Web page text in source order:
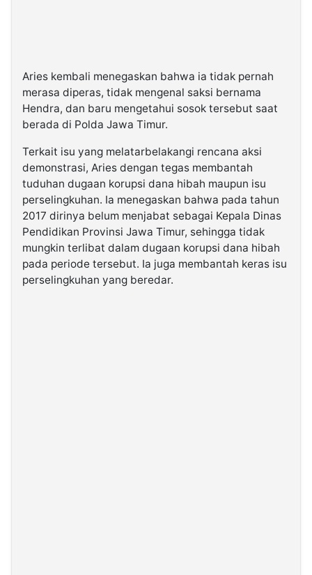
Aries kembali menegaskan bahwa ia tidak pernah
merasa diperas, tidak mengenal saksi bernama
Hendra, dan baru mengetahui sosok tersebut saat
berada di Polda Jawa Timur.
Terkait isu yang melatarbelakangi rencana aksi
demonstrasi, Aries dengan tegas membantah
tuduhan dugaan korupsi dana hibah maupun isu
perselingkuhan. Ia menegaskan bahwa pada tahun
2017 dirinya belum menjabat sebagai Kepala Dinas
Pendidikan Provinsi Jawa Timur, sehingga tidak
mungkin terlibat dalam dugaan korupsi dana hibah
pada periode tersebut. Ia juga membantah keras isu
perselingkuhan yang beredar.